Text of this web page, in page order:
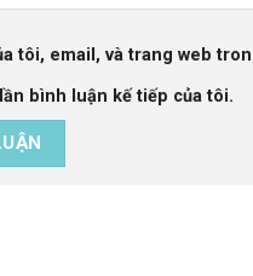
tôi, email, và trang web
bình luận kế tiếp của tôi.